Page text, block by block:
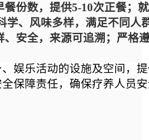
餐份数，提供5-10次正餐；
学、风味多样，满足不同人
、安全，来源可追溯；严格
娱乐活动的设施及空间，
保障责任，确保疗养人员